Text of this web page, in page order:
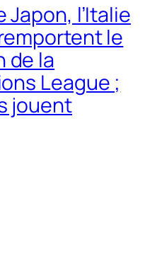
Japon, l’Italie
le
de la
League ;
jouent